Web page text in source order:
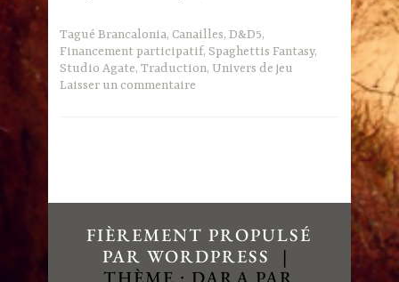
TaguéBrancalonia,Canailles,D&D5,
Financement participatif,Spaghettis Fantasy,
Studio Agate,Traduction, Univers de jeu
Laisser un commentaire
FIÈREMENT PROPULSÉ
PAR WORDPRESS
|